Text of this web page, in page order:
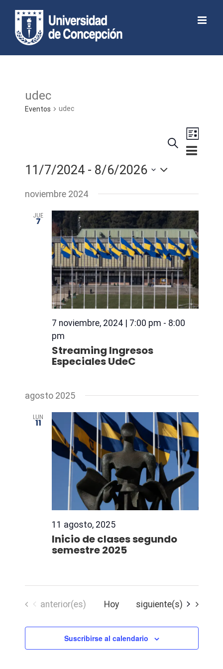
Abrir barra de herramientas
content
udec
Eventos udec
de
vistas
de
Eventos
Buscarde
Lista
11/7/2024 - 8/6/2026
Seleccionar
fecha.
noviembre 2024
JUE
7
7 noviembre, 2024 | 7:00 pm - 8:00
pm
Streaming Ingresos
Especiales UdeC
agosto 2025
LUN
11
11 agosto, 2025
Inicio de clases segundo
semestre 2025
Eventos
anterior(es) Hoy Eventos
siguiente(s)
Suscribirse al calendario